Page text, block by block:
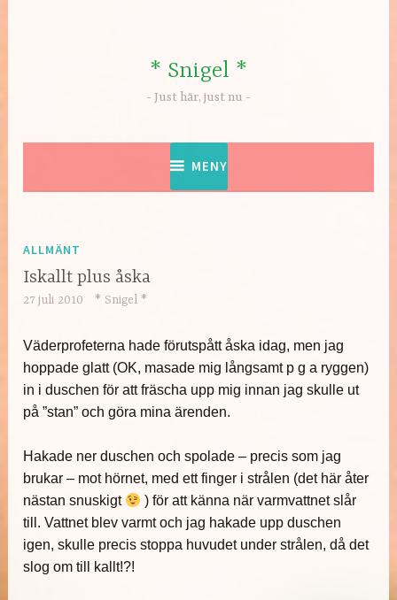
* Snigel *
Just här, just nu
MENY
ALLMÄNT
Iskallt plus åska
27 juli 2010 * Snigel *
Väderprofeterna hade förutspått åska idag, men jag
hoppade glatt (OK, masade mig långsamt p g a ryggen)
in i duschen för att fräscha upp mig innan jag skulle ut
på ”stan” och göra mina ärenden.
Hakade ner duschen och spolade – precis som jag
brukar – mot hörnet, med ett finger i strålen (det här åter
nästan snuskigt
) för att känna när varmvattnet slår
till. Vattnet blev varmt och jag hakade upp duschen
igen, skulle precis stoppa huvudet under strålen, då det
slog om till kallt!?!